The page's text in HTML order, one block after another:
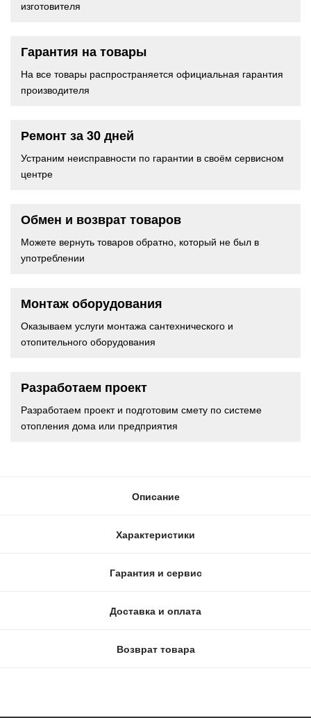
изготовителя
Гарантия на товары
На все товары распространяется официальная гарантия
производителя
Ремонт за 30 дней
Устраним неисправности по гарантии в своём сервисном
центре
Обмен и возврат товаров
Можете вернуть товаров обратно, который не был в
употреблении
Монтаж оборудования
Оказываем услуги монтажа сантехнического и
отопительного оборудования
Разработаем проект
Разработаем проект и подготовим смету по системе
отопления дома или предприятия
Описание
Характеристики
Гарантия и сервис
Доставка и оплата
Возврат товара